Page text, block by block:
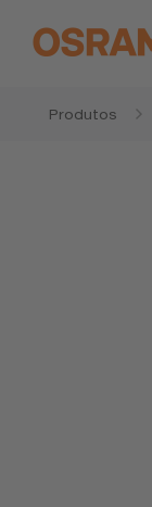
Produtos